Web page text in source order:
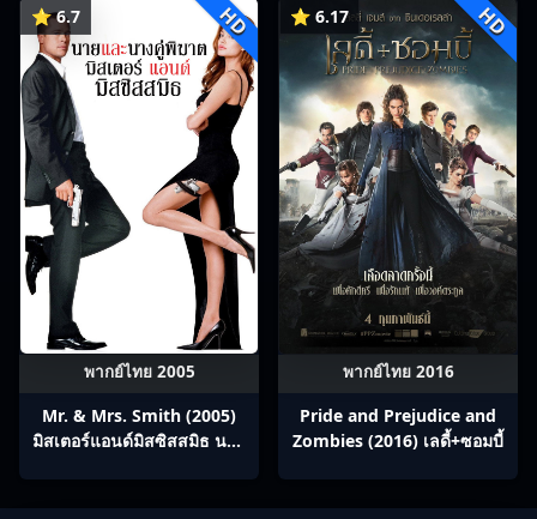
⭐ 6.7 HD
พากย์ไทย 2005
Mr. & Mrs. Smith (2005)
มิสเตอร์แอนด์มิสซิสสมิธ นาย
⭐ 6.17 HD
พากย์ไทย 2016
Pride and Prejudice and
Zombies (2016) เลดี้+ซอมบี้